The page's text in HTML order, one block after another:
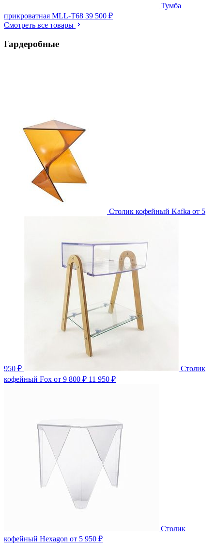
Тумба
прикроватная MLL-T68 39 500 ₽
Смотреть все товары
Гардеробные
Столик кофейный Kafka от 5
950 ₽
Столик
кофейный Fox от 9 800 ₽ 11 950 ₽
Столик
кофейный Hexagon от 5 950 ₽